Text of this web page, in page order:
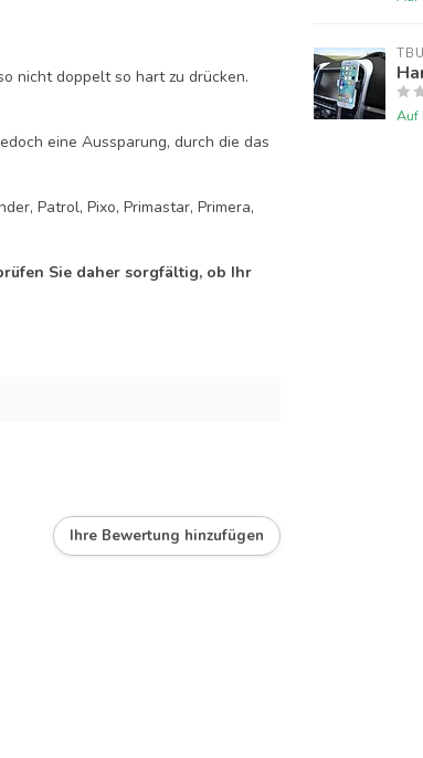
nicht doppelt so hart zu drücken.
eine Aussparung, durch die das
Patrol, Pixo, Primastar, Primera,
Sie daher sorgfältig, ob Ihr
Ihre Bewertung hinzufügen
Auf